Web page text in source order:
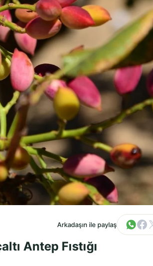
Arkadaşın ile paylaş
Antep Fıstığı